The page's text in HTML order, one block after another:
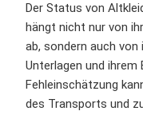
Der Status von
hängt nicht nur von
ab, sondern auch von
Unterlagen und
Fehleinschätzung
des Transports und